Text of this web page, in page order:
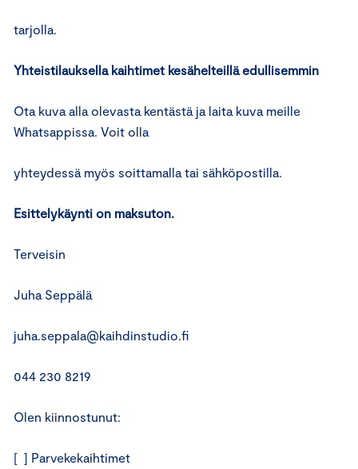
tarjolla.
Yhteistilauksella kaihtimet kesähelteillä edullisemmin
Ota kuva alla olevasta kentästä ja laita kuva meille
Whatsappissa. Voit olla
yhteydessä myös soittamalla tai sähköpostilla.
Esittelykäynti on maksuton.
Terveisin
Juha Seppälä
juha.seppala@kaihdinstudio.fi
044 230 8219
Olen kiinnostunut:
[ ] Parvekekaihtimet